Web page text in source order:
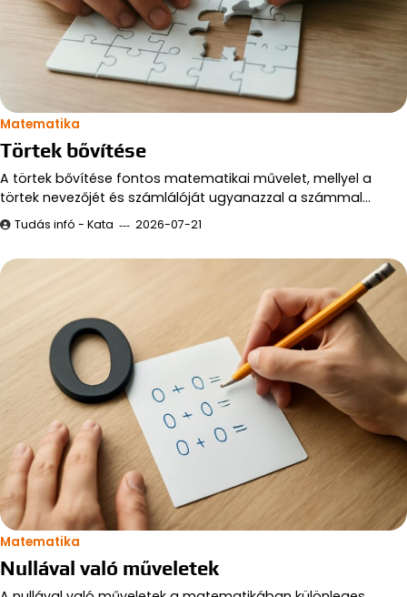
Matematika
Törtek bővítése
A törtek bővítése fontos matematikai művelet, mellyel a
törtek nevezőjét és számlálóját ugyanazzal a számmal…
Tudás infó - Kata 2026-07-21
Matematika
Nullával való műveletek